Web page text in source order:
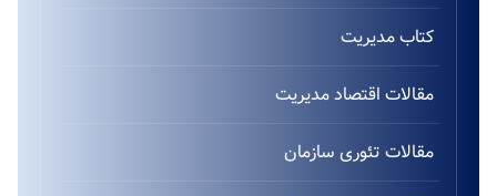
کتاب مدیریت
مقالات اقتصاد مدیریت
مقالات تئوری سازمان